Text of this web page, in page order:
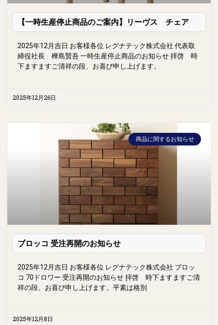
【一時生産停止商品のご案内】リーヴス チェア
2025年12月吉日 お客様各位 レグナテック株式会社 代表取
締役社長 樺島賢吾 一時生産停止商品のお知らせ 拝啓 時
下ますますご清祥の段、お喜び申し上げます。
2025年12月26日
商品に関するお知らせ
ブロッコ 受注再開のお知らせ
2025年12月吉日 お客様各位 レグナテック株式会社 ブロッ
コ 70ドロワー 受注再開のお知らせ 拝啓 時下ますますご清
祥の段、お喜び申し上げます。平素は格別
2025年12月8日